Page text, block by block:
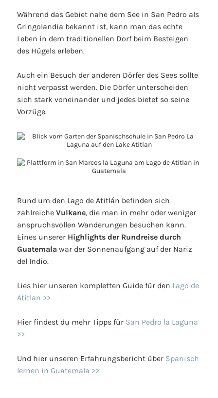
Während das Gebiet nahe dem See in San Pedro als
Gringolandia bekannt ist, kann man das echte
Leben in dem traditionellen Dorf beim Besteigen
des Hügels erleben.
Auch ein Besuch der anderen Dörfer des Sees sollte
nicht verpasst werden. Die Dörfer unterscheiden
sich stark voneinander und jedes bietet so seine
Vorzüge.
Rund um den Lago de Atitlán befinden sich
zahlreiche Vulkane, die man in mehr oder weniger
anspruchsvollen Wanderungen besuchen kann.
Eines unserer Highlights der Rundreise durch
Guatemala war der Sonnenaufgang auf der Nariz
del Indio.
Lies hier unseren kompletten Guide für den Lago de
Atitlan >>
Hier findest du mehr Tipps für San Pedro la Laguna
>>
Und hier unseren Erfahrungsbericht über Spanisch
lernen in Guatemala >>